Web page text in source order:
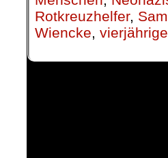
Rotkreuzhelfer,
Wiencke,